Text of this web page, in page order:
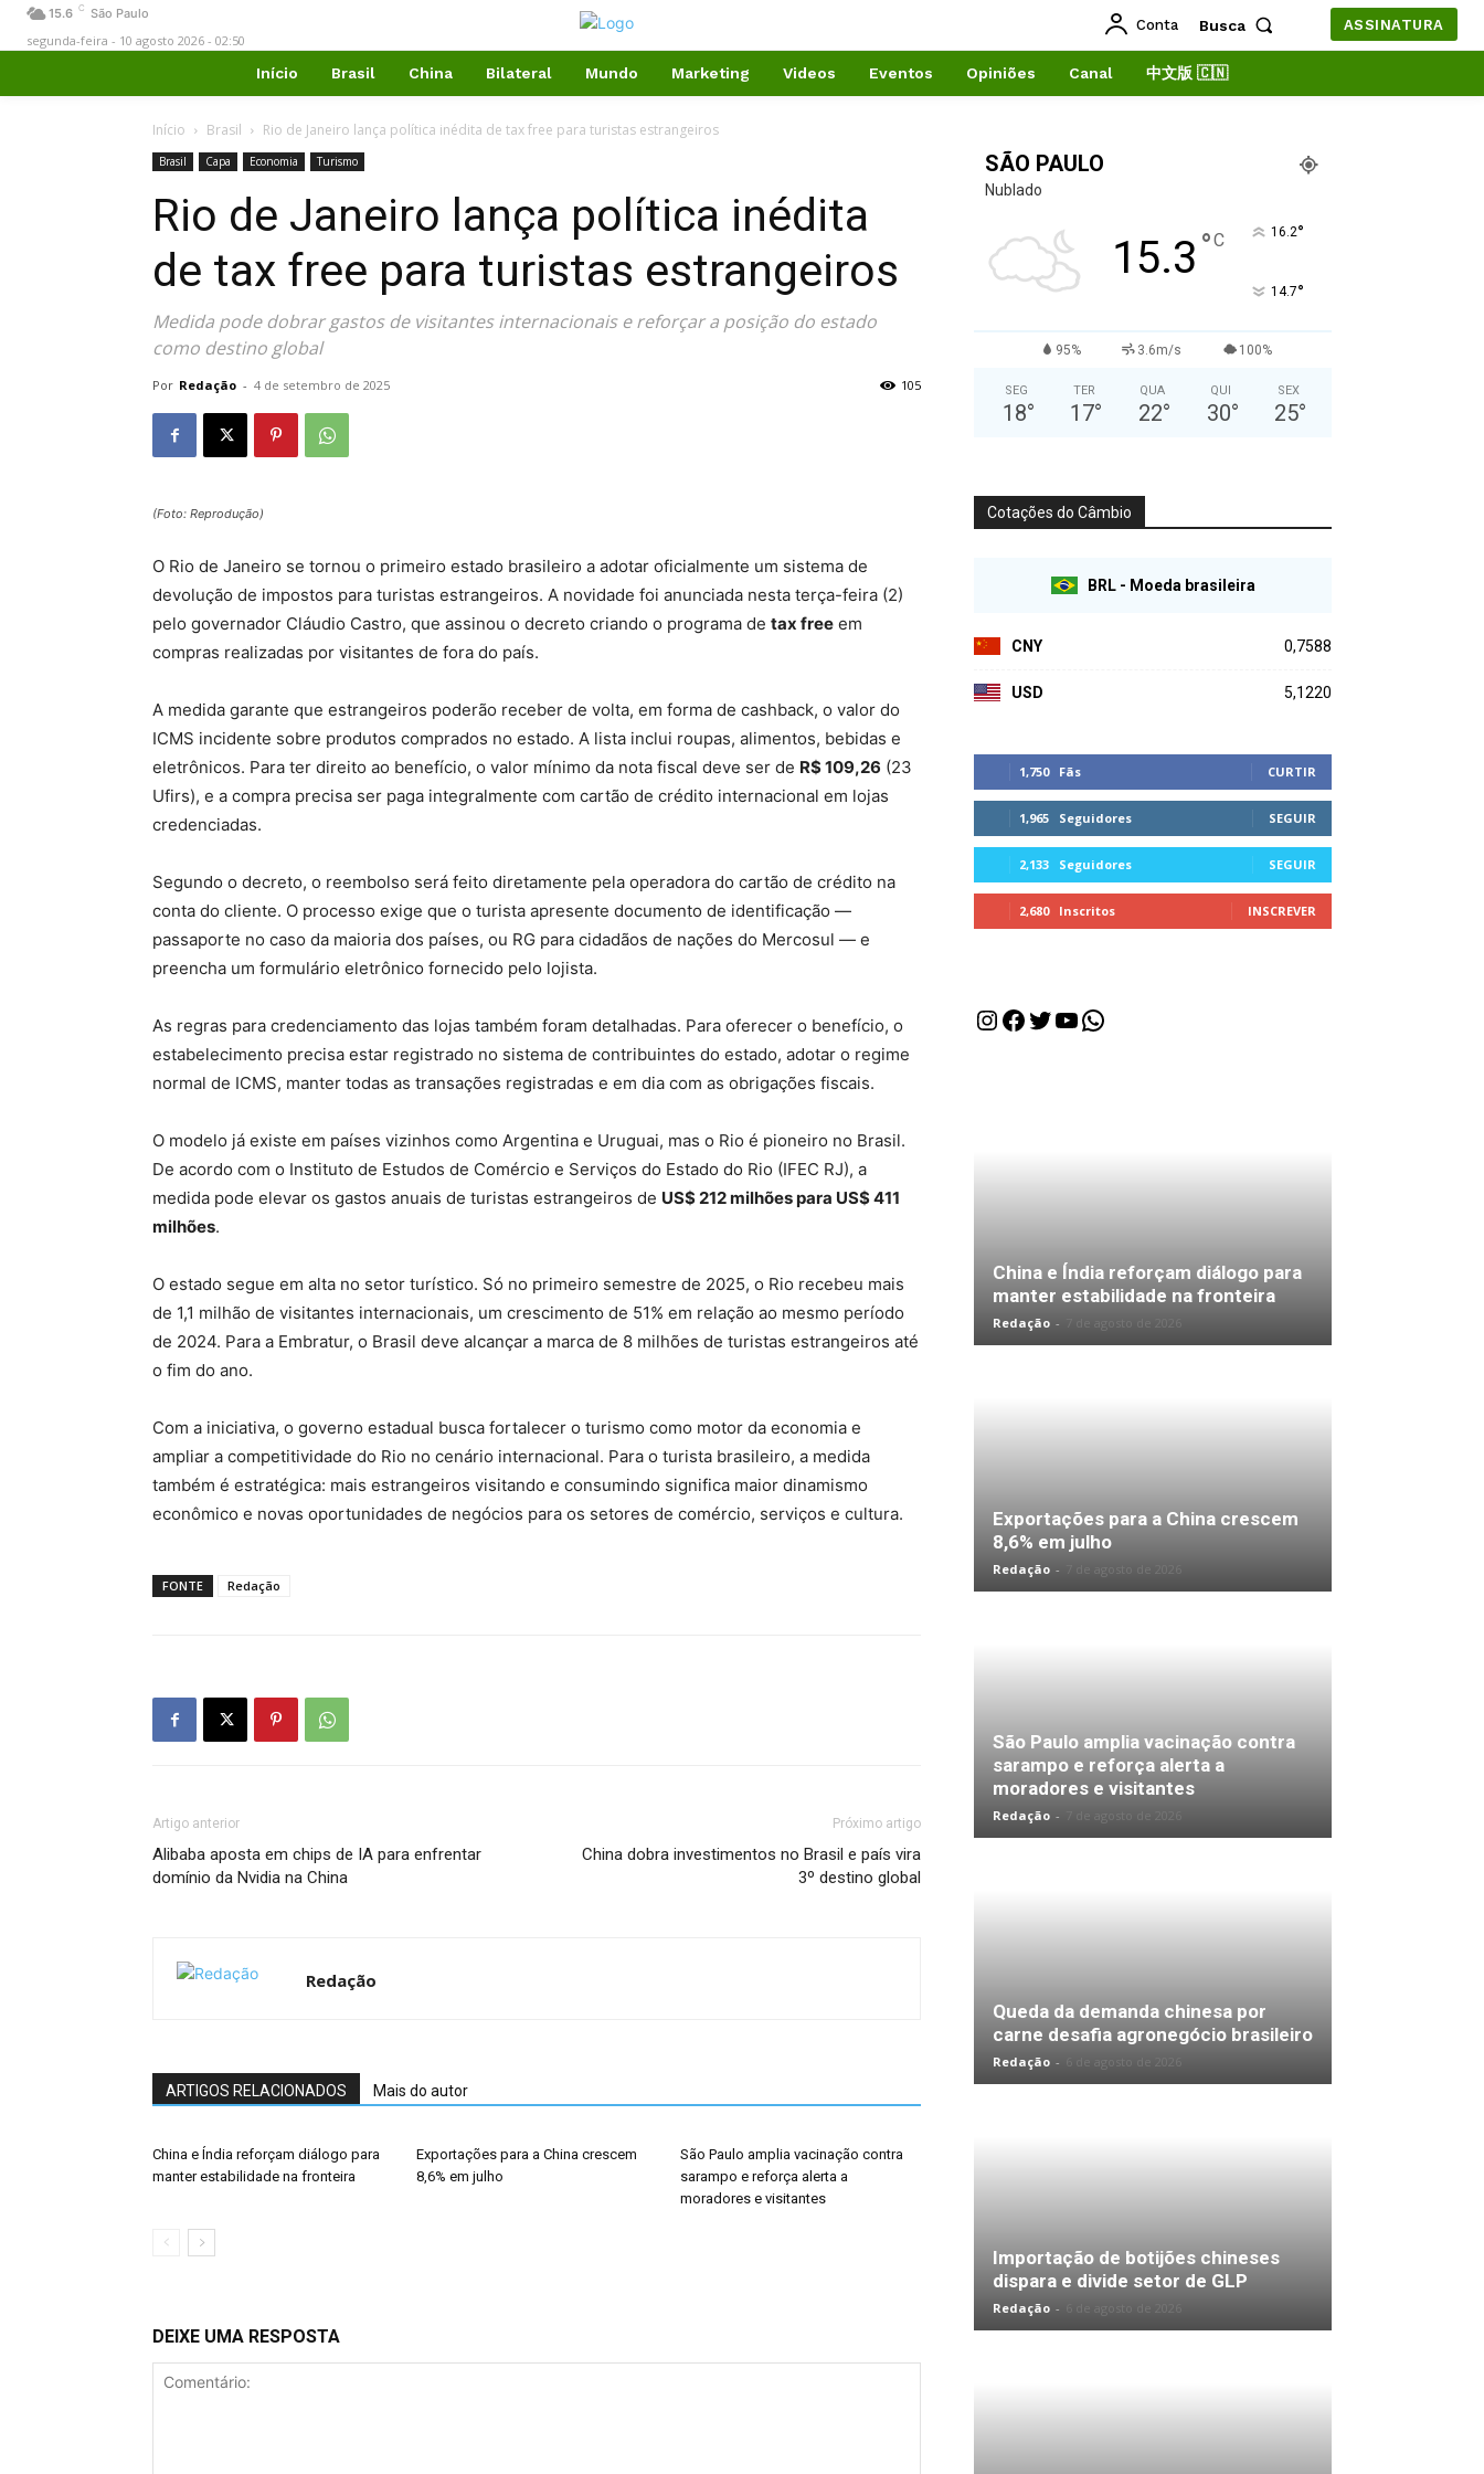
15.6 C São Paulo
segunda-feira - 10 agosto 2026 - 02:50
Conta Busca ASSINATURA
Início Brasil China Bilateral Mundo Marketing Videos Eventos Opiniões Canal 中文版 🇨🇳
Início Brasil Rio de Janeiro lança política inédita de tax free para turistas estrangeiros
Brasil Capa Economia Turismo
Rio de Janeiro lança política inédita
de tax free para turistas estrangeiros
Medida pode dobrar gastos de visitantes internacionais e reforçar a posição do estado
como destino global
Por Redação - 4 de setembro de 2025 105
(Foto: Reprodução)
O Rio de Janeiro se tornou o primeiro estado brasileiro a adotar oficialmente um sistema de
devolução de impostos para turistas estrangeiros. A novidade foi anunciada nesta terça-feira (2)
pelo governador Cláudio Castro, que assinou o decreto criando o programa de tax free em
compras realizadas por visitantes de fora do país.
A medida garante que estrangeiros poderão receber de volta, em forma de cashback, o valor do
ICMS incidente sobre produtos comprados no estado. A lista inclui roupas, alimentos, bebidas e
eletrônicos. Para ter direito ao benefício, o valor mínimo da nota fiscal deve ser de R$ 109,26 (23
Ufirs), e a compra precisa ser paga integralmente com cartão de crédito internacional em lojas
credenciadas.
Segundo o decreto, o reembolso será feito diretamente pela operadora do cartão de crédito na
conta do cliente. O processo exige que o turista apresente documento de identificação —
passaporte no caso da maioria dos países, ou RG para cidadãos de nações do Mercosul — e
preencha um formulário eletrônico fornecido pelo lojista.
As regras para credenciamento das lojas também foram detalhadas. Para oferecer o benefício, o
estabelecimento precisa estar registrado no sistema de contribuintes do estado, adotar o regime
normal de ICMS, manter todas as transações registradas e em dia com as obrigações fiscais.
O modelo já existe em países vizinhos como Argentina e Uruguai, mas o Rio é pioneiro no Brasil.
De acordo com o Instituto de Estudos de Comércio e Serviços do Estado do Rio (IFEC RJ), a
medida pode elevar os gastos anuais de turistas estrangeiros de US$ 212 milhões para US$ 411
milhões.
O estado segue em alta no setor turístico. Só no primeiro semestre de 2025, o Rio recebeu mais
de 1,1 milhão de visitantes internacionais, um crescimento de 51% em relação ao mesmo período
de 2024. Para a Embratur, o Brasil deve alcançar a marca de 8 milhões de turistas estrangeiros até
o fim do ano.
Com a iniciativa, o governo estadual busca fortalecer o turismo como motor da economia e
ampliar a competitividade do Rio no cenário internacional. Para o turista brasileiro, a medida
também é estratégica: mais estrangeiros visitando e consumindo significa maior dinamismo
econômico e novas oportunidades de negócios para os setores de comércio, serviços e cultura.
FONTE Redação
Artigo anterior
Alibaba aposta em chips de IA para enfrentar
domínio da Nvidia na China
Próximo artigo
China dobra investimentos no Brasil e país vira
3º destino global
Redação
ARTIGOS RELACIONADOS Mais do autor
China e Índia reforçam diálogo para
manter estabilidade na fronteira
Exportações para a China crescem
8,6% em julho
São Paulo amplia vacinação contra
sarampo e reforça alerta a
moradores e visitantes
DEIXE UMA RESPOSTA
SÃO PAULO
Nublado
15.3 °C 16.2°
14.7°
95% 3.6m/s 100%
SEG
18°
TER
17°
QUA
22°
QUI
30°
SEX
25°
Cotações do Câmbio
BRL - Moeda brasileira
CNY 0,7588
USD 5,1220
1,750 Fãs CURTIR
1,965 Seguidores SEGUIR
2,133 Seguidores SEGUIR
2,680 Inscritos INSCREVER
Instagram
Facebook
Twitter
Youtube
WhatsApp
China e Índia reforçam diálogo para
manter estabilidade na fronteira
Redação - 7 de agosto de 2026
Exportações para a China crescem
8,6% em julho
Redação - 7 de agosto de 2026
São Paulo amplia vacinação contra
sarampo e reforça alerta a
moradores e visitantes
Redação - 7 de agosto de 2026
Queda da demanda chinesa por
carne desafia agronegócio brasileiro
Redação -
Importação de botijões chineses
dispara e divide setor de GLP
Redação -